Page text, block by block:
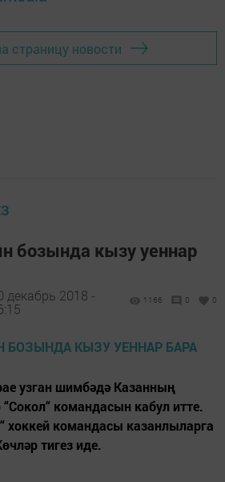
страницу новости
бозында кызу уеннар
декабрь 2018 -
1166 0 0
узган шимбәдә Казанның
командасын кабул итте.
командасы казанлыларга
тигез иде.